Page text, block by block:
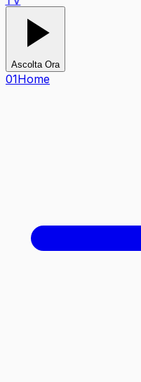
Ascolta Ora
01Home